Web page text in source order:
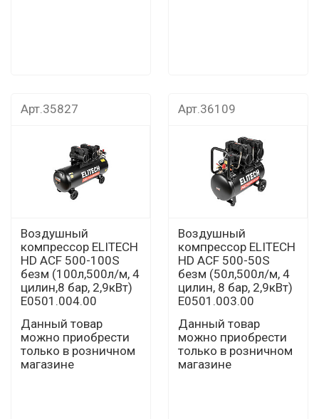
Арт.35827
Воздушный
компрессор ELITECH
HD ACF 500-100S
безм (100л,500л/м, 4
цилин,8 бар, 2,9кВт)
E0501.004.00
Данный товар
можно приобрести
только в розничном
магазине
Арт.36109
Воздушный
компрессор ELITECH
HD ACF 500-50S
безм (50л,500л/м, 4
цилин, 8 бар, 2,9кВт)
E0501.003.00
Данный товар
можно приобрести
только в розничном
магазине